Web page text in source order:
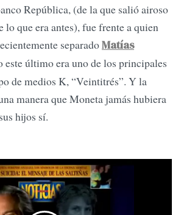
República, (de la que salió airoso
que era antes), fue frente a quien
separadoMatías
este último era uno de los principales
de medios K, “Veintitrés”. Y la
manera que Moneta jamás hubiera
hijos sí.